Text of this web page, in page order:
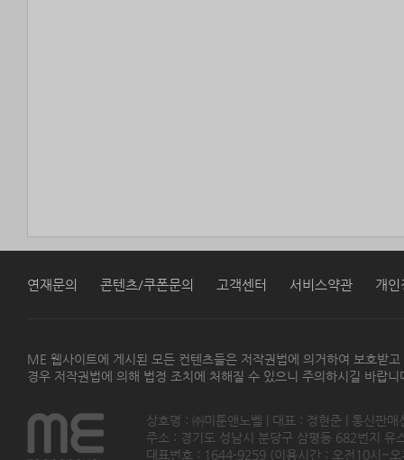
연재문의 콘텐츠/쿠폰문의 고객센터 서비스약관 개인
ME 웹사이트에 게시된 모든 컨텐츠들은 저작권법에 의거하여 보호받
경우 저작권법에 의해 법정 조치에 처해질 수 있으니 주의하시길 바랍니
상호명 : ㈜미툰앤노벨 | 대표 : 정현준 | 통신판
주소 : 경기도 성남시 분당구 삼평동 682번지
대표번호 : 1644-9259 (이용시간 : 오전10시~